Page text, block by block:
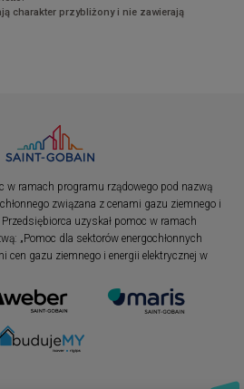
charakter przybliżony i nie zawierają
w ramach programu rządowego pod nazwą
związana z cenami gazu ziemnego i
uzyskał pomoc w ramach
„Pomoc dla sektorów energochłonnych
cen gazu ziemnego i energii elektrycznej w